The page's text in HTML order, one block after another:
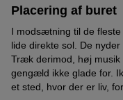
Placering af buret
I modsætning til de
lide direkte sol. De
Træk derimod, høj
gengæld ikke glade for.
et sted, hvor der er liv,